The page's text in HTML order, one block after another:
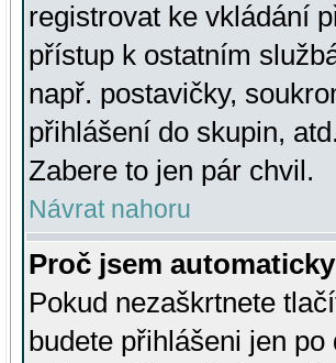
registrovat ke vkládání
přístup k ostatním
např. postavičky,
přihlášení do skupin,
Zabere to jen pár chvil.
Návrat nahoru
Proč jsem
Pokud nezaškrtnete
budete přihlášeni jen